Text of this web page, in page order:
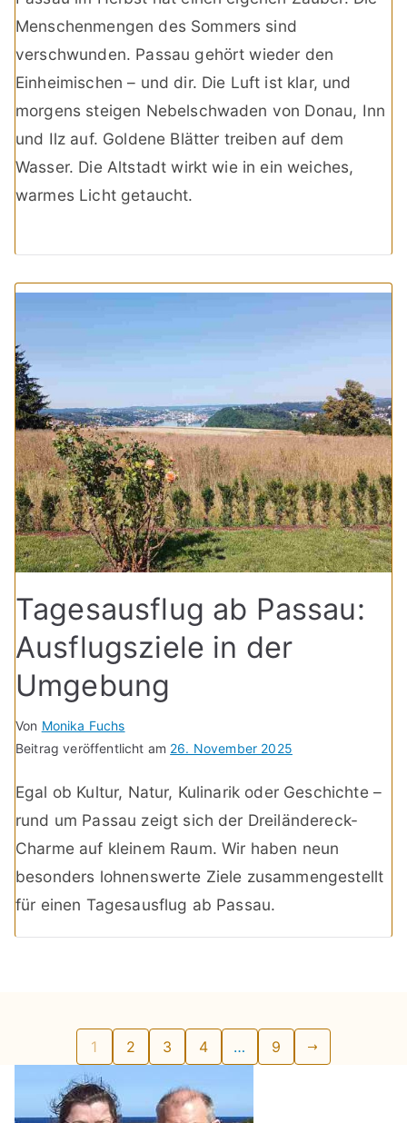
Menschenmengen des Sommers sind
verschwunden. Passau gehört wieder den
Einheimischen – und dir. Die Luft ist klar, und
morgens steigen Nebelschwaden von Donau, Inn
und Ilz auf. Goldene Blätter treiben auf dem
Wasser. Die Altstadt wirkt wie in ein weiches,
warmes Licht getaucht.
Tagesausflug ab Passau:
Ausflugsziele in der
Umgebung
Von Monika Fuchs
Beitrag veröffentlicht am 26. November 2025
Egal ob Kultur, Natur, Kulinarik oder Geschichte –
rund um Passau zeigt sich der Dreiländereck-
Charme auf kleinem Raum. Wir haben neun
besonders lohnenswerte Ziele zusammengestellt
für einen Tagesausflug ab Passau.
Seitennummerierung
der
1 2 3 4 … 9